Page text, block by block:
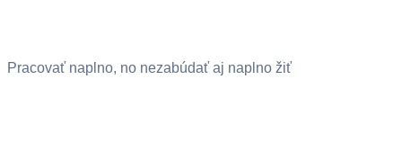
Pracovať naplno, no nezabúdať aj naplno žiť